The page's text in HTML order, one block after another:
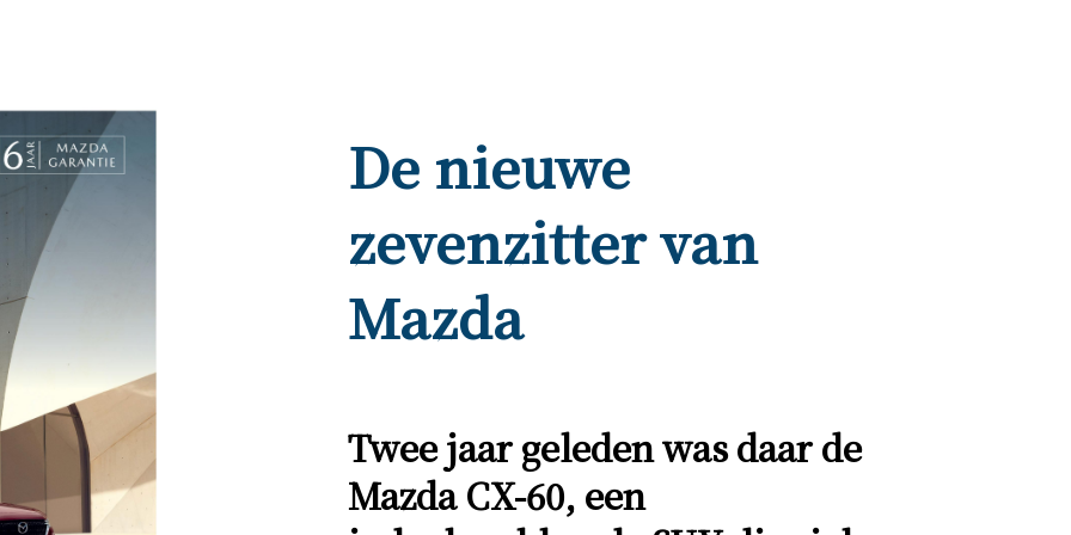
De nieuwe
zevenzitter van
Mazda
Twee jaar geleden was daar de
Mazda CX-60, een